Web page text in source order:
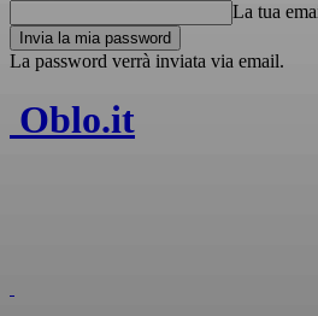
La tua
La password verrà inviata via email.
Oblo.it